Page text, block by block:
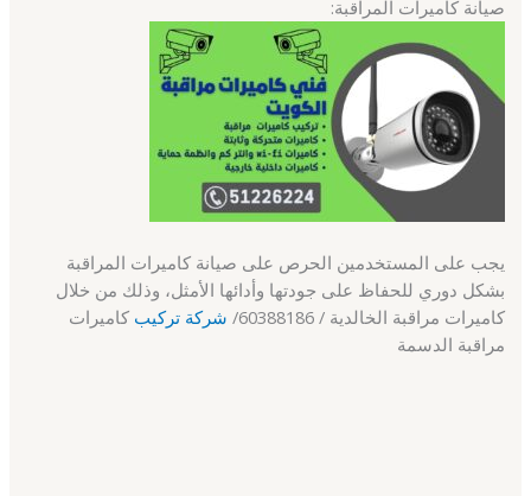
صيانة كاميرات المراقبة:
يجب على المستخدمين الحرص على صيانة كاميرات المراقبة
بشكل دوري للحفاظ على جودتها وأدائها الأمثل، وذلك من خلال
كاميرات مراقبة الخالدية / 60388186/
شركة تركيب كاميرات
مراقبة الدسمة